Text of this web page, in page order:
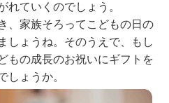
れていくのでしょう。
、家族そろってこどもの日の
しょうね。そのうえで、もし
もの成長のお祝いにギフトを
しょうか。